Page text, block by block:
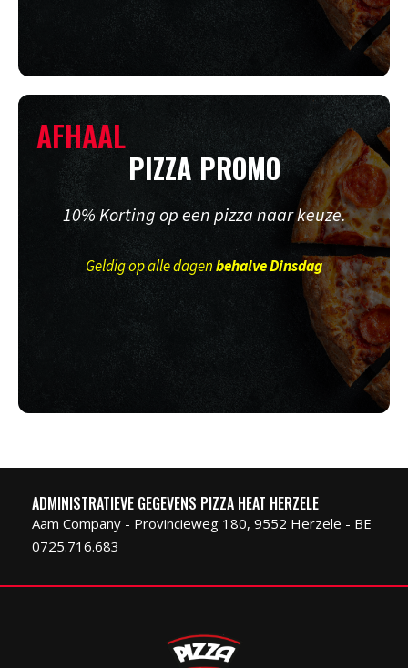
AFHAAL
PIZZA PROMO
10% Korting op een pizza naar keuze.
Geldig op alle dagenbehalve Dinsdag
ADMINISTRATIEVE GEGEVENS PIZZA HEAT HERZELE
Aam Company - Provincieweg 180, 9552 Herzele - BE
0725.716.683